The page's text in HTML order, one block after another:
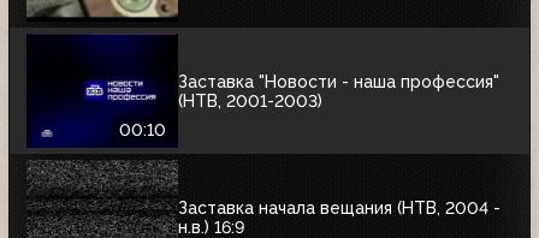
00:10
Заставка "Новости - наша профессия"
(НТВ, 2001-2003)
Заставка начала вещания (НТВ, 2004 -
н.в.) 16:9